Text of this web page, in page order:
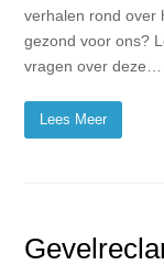
verhalen rond over
gezond voor ons?
vragen over deze…
Lees Meer